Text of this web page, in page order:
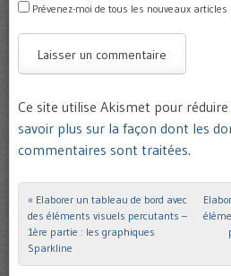
Prévenez-moi de tous les nouveaux articles
Ce site utilise Akismet pour réduire
savoir plus sur la façon dont les
commentaires sont traitées.
Post navigation
« Elaborer un tableau de bord avec
des éléments visuels percutants –
1ère partie : les graphiques
Sparkline